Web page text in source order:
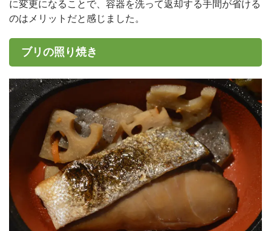
に変更になることで、容器を洗って返却する手間が省ける
のはメリットだと感じました。
ブリの照り焼き